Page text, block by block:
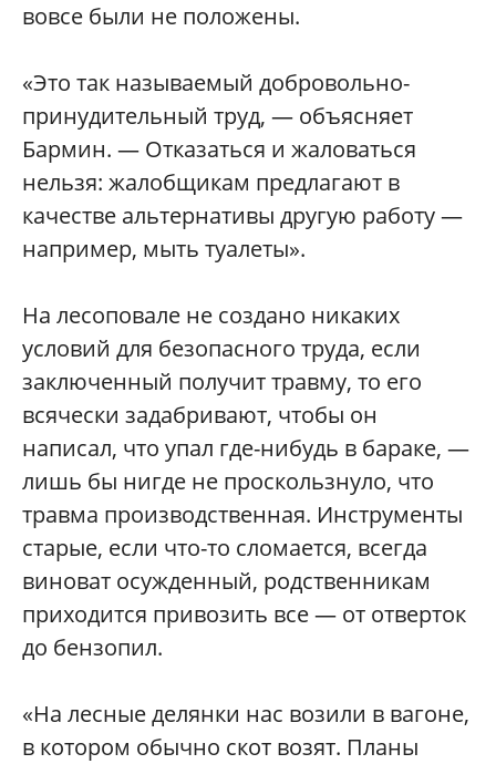
вовсе были не положены.
«Это так называемый добровольно-
принудительный труд, — объясняет
Бармин. — Отказаться и жаловаться
нельзя: жалобщикам предлагают в
качестве альтернативы другую работу —
например, мыть туалеты».
На лесоповале не создано никаких
условий для безопасного труда, если
заключенный получит травму, то его
всячески задабривают, чтобы он
написал, что упал где-нибудь в бараке, —
лишь бы нигде не проскользнуло, что
травма производственная. Инструменты
старые, если что-то сломается, всегда
виноват осужденный, родственникам
приходится привозить все — от отверток
до бензопил.
«На лесные делянки нас возили в вагоне,
в котором обычно скот возят. Планы